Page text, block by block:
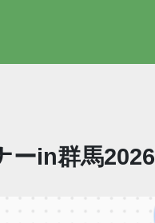
ーin群馬2026